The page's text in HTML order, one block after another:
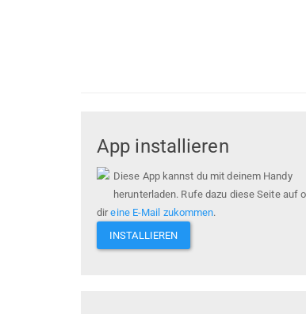
App installieren
Diese App kannst du mit deinem Handy
herunterladen. Rufe dazu diese Seite auf
direine E-Mail zukommen.
INSTALLIEREN